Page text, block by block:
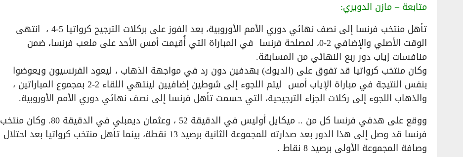
متابعة – مازن الدويري:
تأهل منتخب فرنسا إلى نصف نهائي دوري الأمم الأوروبية، بعد الفوز على بركلات الترجيح كرواتيا 5-4 ، انتهى
الوقت الأصلي والإضافي 2-0، لمصلحة فرنسا في المباراة التي أُقيمت أمس الأحد على ملعب فرنسا، ضمن
منافسات إياب دور ربع النهائي من المسابقة.
وكان منتخب كرواتيا قد تفوق على (الديوك) بهدفين دون رد في مواجهة الذهاب ، ليعود الفرنسيون ويعوضوا
بنفس النتيجة في مباراة الإياب أمس ليتم اللجوء إلى شوطين إضافيين لينتهي اللقاء 2-2 بمجموع المباراتين ،
والذهاب اللجوء إلى ركلات الجزاء الترجيحية، التي حسمت تأهل فرنسا إلى نصف نهائي دوري الأمم الأوروبية.
ووقع على هدفي فرنسا كل من .. ميكايل أوليس في الدقيقة 52 ، وعثمان ديمبلي في الدقيقة 80. وكان منتخب
فرنسا قد وصل إلى هذا الدور بعد صدارته للمجموعة الثانية برصيد 13 نقطة، بينما تأهل منتخب كرواتيا بعد احتلال
وصافة المجموعة الأولى برصيد 8 نقاط .